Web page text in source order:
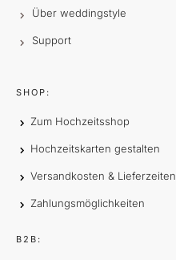
Über weddingstyle
Support
SHOP:
Zum Hochzeitsshop
Hochzeitskarten gestalten
Versandkosten & Lieferzeiten
Zahlungsmöglichkeiten
B2B: